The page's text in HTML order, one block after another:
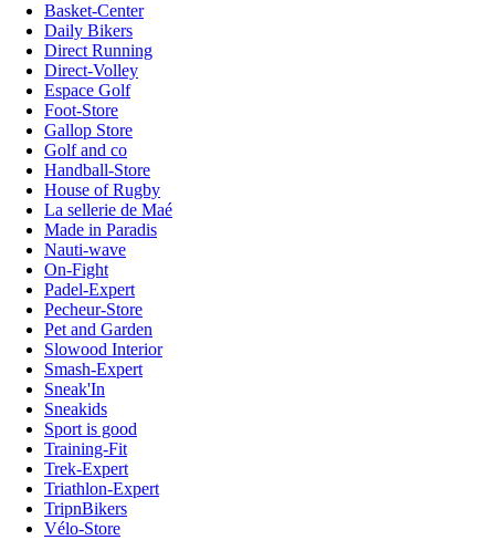
Basket-Center
Daily Bikers
Direct Running
Direct-Volley
Espace Golf
Foot-Store
Gallop Store
Golf and co
Handball-Store
House of Rugby
La sellerie de Maé
Made in Paradis
Nauti-wave
On-Fight
Padel-Expert
Pecheur-Store
Pet and Garden
Slowood Interior
Smash-Expert
Sneak'In
Sneakids
Sport is good
Training-Fit
Trek-Expert
Triathlon-Expert
TripnBikers
Vélo-Store